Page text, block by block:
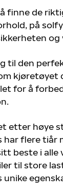
finne de
på
til den
for å
etter høye
har flere tiår
beste i
til store